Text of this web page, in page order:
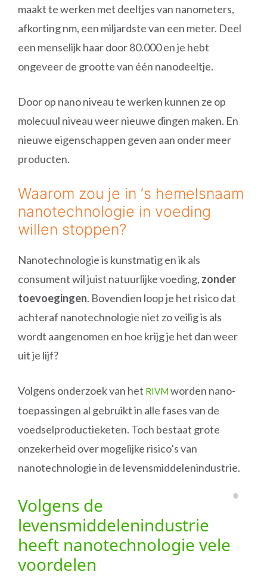
maakt te werken met deeltjes van nanometers,
afkorting nm, een miljardste van een meter. Deel
een menselijk haar door 80.000 en je hebt
ongeveer de grootte van één nanodeeltje.
Door op nano niveau te werken kunnen ze op
molecuul niveau weer nieuwe dingen maken. En
nieuwe eigenschappen geven aan onder meer
producten.
Waarom zou je in ‘s hemelsnaam
nanotechnologie in voeding
willen stoppen?
Nanotechnologie is kunstmatig en ik als
consument wil juist natuurlijke voeding, zonder
toevoegingen. Bovendien loop je het risico dat
achteraf nanotechnologie niet zo veilig is als
wordt aangenomen en hoe krijg je het dan weer
uit je lijf?
Volgens onderzoek van het RIVMworden nano-
toepassingen al gebruikt in alle fases van de
voedselproductieketen. Toch bestaat grote
onzekerheid over mogelijke risico’s van
nanotechnologie in de levensmiddelenindustrie.
Volgens de
levensmiddelenindustrie
heeft nanotechnologie vele
voordelen